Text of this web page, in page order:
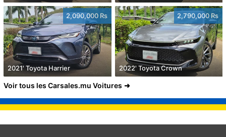
2,090,000 Rs
2021' Toyota Harrier
2,790,000 Rs
2022' Toyota Crown
Voir tous les Carsales.mu Voitures